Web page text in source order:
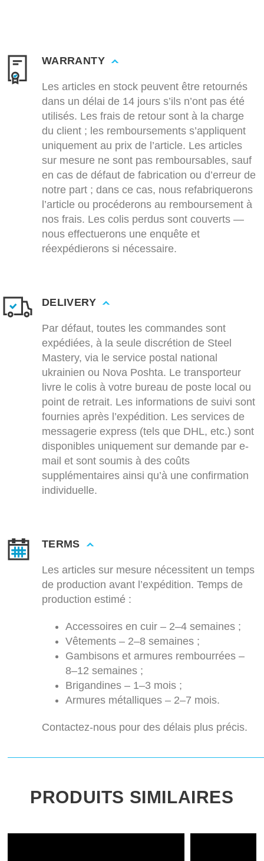
WARRANTY
Les articles en stock peuvent être retournés
dans un délai de 14 jours s’ils n’ont pas été
utilisés. Les frais de retour sont à la charge
du client ; les remboursements s’appliquent
uniquement au prix de l’article. Les articles
sur mesure ne sont pas remboursables, sauf
en cas de défaut de fabrication ou d’erreur de
notre part ; dans ce cas, nous refabriquerons
l’article ou procéderons au remboursement à
nos frais. Les colis perdus sont couverts —
nous effectuerons une enquête et
réexpédierons si nécessaire.
DELIVERY
Par défaut, toutes les commandes sont
expédiées, à la seule discrétion de Steel
Mastery, via le service postal national
ukrainien ou Nova Poshta. Le transporteur
livre le colis à votre bureau de poste local ou
point de retrait. Les informations de suivi sont
fournies après l’expédition. Les services de
messagerie express (tels que DHL, etc.) sont
disponibles uniquement sur demande par e-
mail et sont soumis à des coûts
supplémentaires ainsi qu’à une confirmation
individuelle.
TERMS
Les articles sur mesure nécessitent un temps
de production avant l’expédition. Temps de
production estimé :
Accessoires en cuir – 2–4 semaines ;
Vêtements – 2–8 semaines ;
Gambisons et armures rembourrées –
8–12 semaines ;
Brigandines – 1–3 mois ;
Armures métalliques – 2–7 mois.
Contactez-nous pour des délais plus précis.
PRODUITS SIMILAIRES